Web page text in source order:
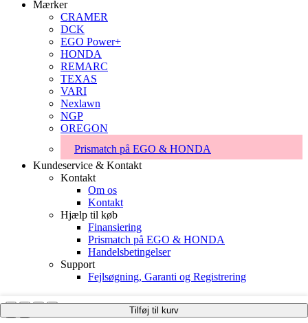
Tilføj til kurv
Mærker
CRAMER
DCK
EGO Power+
HONDA
REMARC
TEXAS
VARI
Nexlawn
NGP
OREGON
Prismatch på EGO & HONDA
Kundeservice & Kontakt
Kontakt
Om os
Kontakt
Hjælp til køb
Finansiering
Prismatch på EGO & HONDA
Handelsbetingelser
Support
Fejlsøgning, Garanti og Registrering